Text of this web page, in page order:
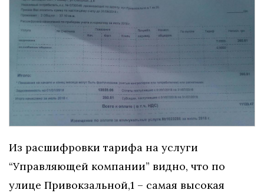
Из расшифровки тарифа на услуги
“Управляющей компании” видно, что по
улице Привокзальной,1 – самая высокая